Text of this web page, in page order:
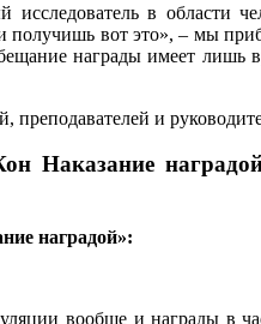
в области
вот это», – мы
награды имеет
преподавателей и
Наказание
наградой»:
вообще и награды в